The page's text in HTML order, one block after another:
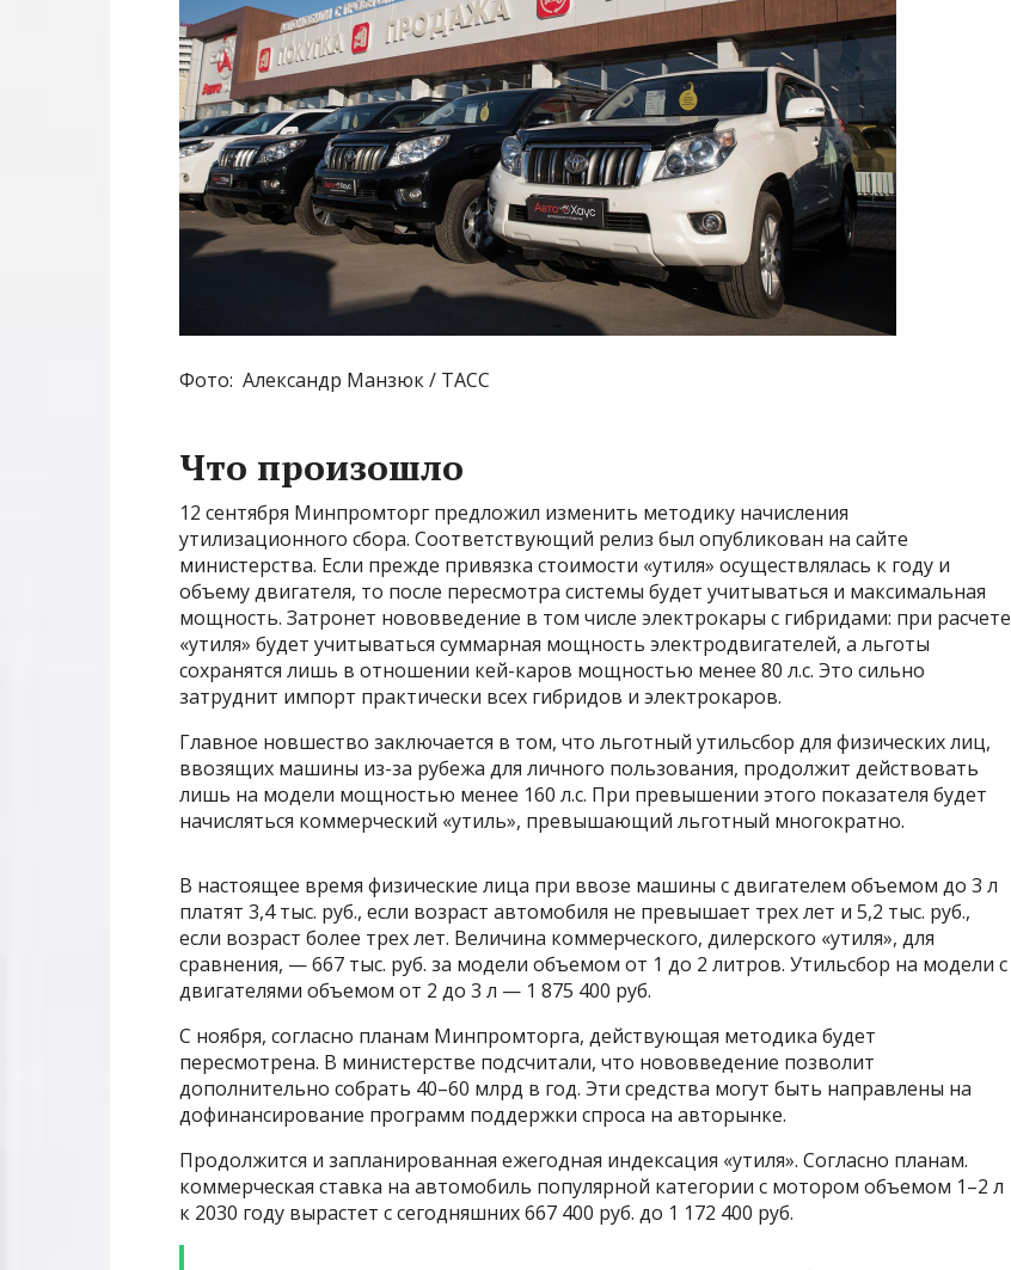
Фото: Александр Манзюк / ТАСС
Что произошло
12 сентября Минпромторг предложил изменить методику начисления
утилизационного сбора. Соответствующий релиз был опубликован на сайте
министерства. Если прежде привязка стоимости «утиля» осуществлялась к году и
объему двигателя, то после пересмотра системы будет учитываться и максимальная
мощность. Затронет нововведение в том числе электрокары с гибридами: при расчете
«утиля» будет учитываться суммарная мощность электродвигателей, а льготы
сохранятся лишь в отношении кей-каров мощностью менее 80 л.с. Это сильно
затруднит импорт практически всех гибридов и электрокаров.
Главное новшество заключается в том, что льготный утильсбор для физических лиц,
ввозящих машины из-за рубежа для личного пользования, продолжит действовать
лишь на модели мощностью менее 160 л.с. При превышении этого показателя будет
начисляться коммерческий «утиль», превышающий льготный многократно.
В настоящее время физические лица при ввозе машины с двигателем объемом до 3 л
платят 3,4 тыс. руб., если возраст автомобиля не превышает трех лет и 5,2 тыс. руб.,
если возраст более трех лет. Величина коммерческого, дилерского «утиля», для
сравнения, — 667 тыс. руб. за модели объемом от 1 до 2 литров. Утильсбор на модели с
двигателями объемом от 2 до 3 л — 1 875 400 руб.
С ноября, согласно планам Минпромторга, действующая методика будет
пересмотрена. В министерстве подсчитали, что нововведение позволит
дополнительно собрать 40–60 млрд в год. Эти средства могут быть направлены на
дофинансирование программ поддержки спроса на авторынке.
Продолжится и запланированная ежегодная индексация «утиля». Согласно планам.
коммерческая ставка на автомобиль популярной категории с мотором объемом 1–2 л
к 2030 году вырастет с сегодняшних 667 400 руб. до 1 172 400 руб.